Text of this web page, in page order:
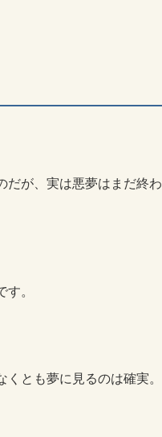
が、実は悪夢はまだ終わ
。
とも夢に見るのは確実。